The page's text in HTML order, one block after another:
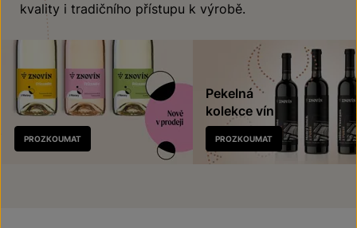
kvality i tradičního přístupu k výrobě.
Nově
v prodeji
PROZKOUMAT
Pekelná
kolekce vín
PROZKOUMAT